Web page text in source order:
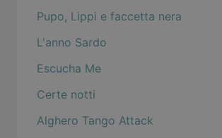
Pupo, Lippi e faccetta nera
L'anno Sardo
Escucha Me
Certe notti
Alghero Tango Attack